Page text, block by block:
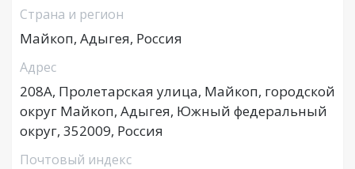
Страна и регион
Майкоп, Адыгея, Россия
Адрес
208А, Пролетарская улица, Майкоп, городской
округ Майкоп, Адыгея, Южный федеральный
округ, 352009, Россия
Почтовый индекс